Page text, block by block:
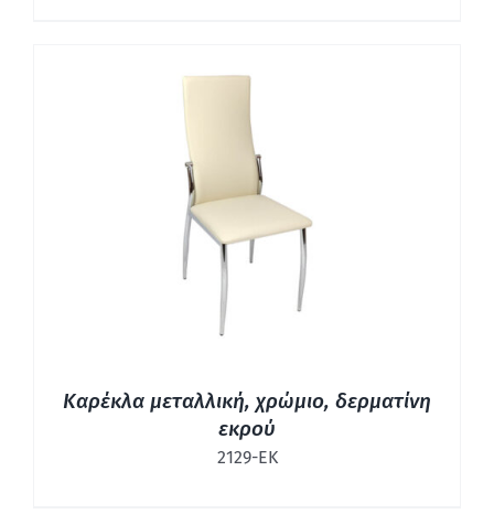
ΛΕΠΤΟΜΈΡΕΙΕΣ
Καρέκλα μεταλλική, χρώμιο, δερματίνη
εκρού
2129-ΕΚ